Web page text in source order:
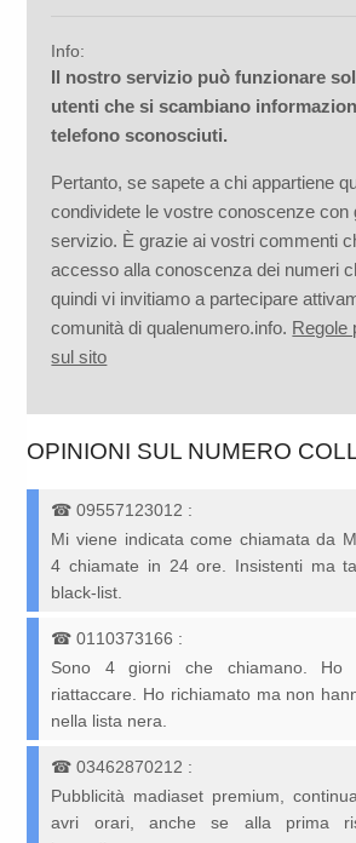
Info:
Il nostro servizio può funzionare
utenti che si scambiano
telefono sconosciuti.
Pertanto, se sapete a chi appartiene
condividete le vostre conoscenze con
servizio. È grazie ai vostri commenti
accesso alla conoscenza dei numeri
quindi vi invitiamo a partecipare
comunità di qualenumero.info. Regole
sul sito
OPINIONI SUL NUMERO
☎09557123012 :
Mi viene indicata come chiamata da
4 chiamate in 24 ore. Insistenti ma
black-list.
☎0110373166 :
Sono 4 giorni che chiamano. Ho
riattaccare. Ho richiamato ma non
nella lista nera.
☎03462870212 :
Pubblicità madiaset premium,
avri orari, anche se alla prima